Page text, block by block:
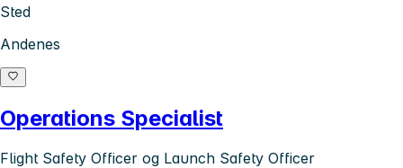
Sted
Andenes
Operations Specialist
Flight Safety Officer og Launch Safety Officer